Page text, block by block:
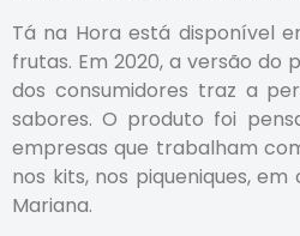
Tá na Hora está disponível
frutas. Em 2020, a versão
dos consumidores traz a
sabores. O produto foi
empresas que trabalham
nos kits, nos piqueniques,
Mariana.